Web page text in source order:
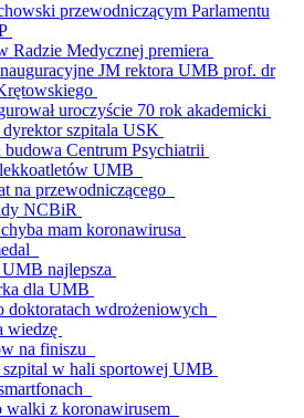
przewodniczącym Parlamentu
Radzie Medycznej premiera
JM rektora UMB prof. dr
uroczyście 70 rok akademicki
szpitala USK
budowa Centrum Psychiatrii
UMB
na przewodniczącego
NCBiR
mam koronawirusa
najlepsza
dla UMB
doktoratach wdrożeniowych
wiedzę
na finiszu
w hali sportowej UMB
walki z koronawirusem